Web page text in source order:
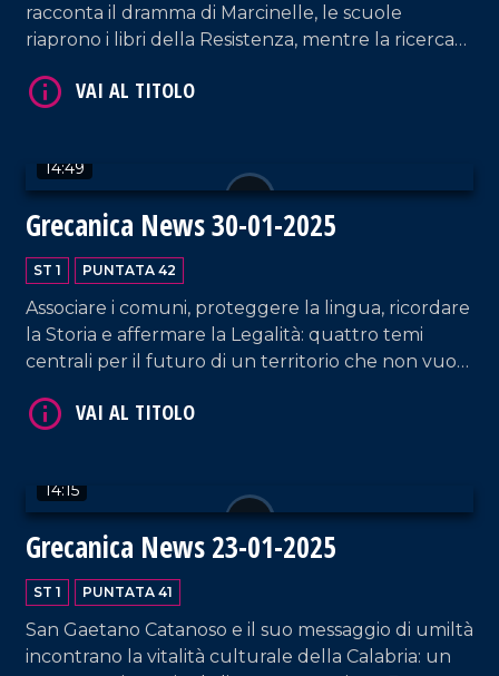
racconta il dramma di Marcinelle, le scuole
riaprono i libri della Resistenza, mentre la ricerca
più belli della Calabria Greca.
14:49
Grecanica News 30-01-2025
ST 1 PUNTATA 42
Associare i comuni, proteggere la lingua, ricordare
la Storia e affermare la Legalità: quattro temi
centrali per il futuro di un territorio che non vuole
14:15
Grecanica News 23-01-2025
ST 1 PUNTATA 41
San Gaetano Catanoso e il suo messaggio di umiltà
incontrano la vitalità culturale della Calabria: un
VAI AL TITOLO
VAI AL TITOLO
VAI AL TITOLO